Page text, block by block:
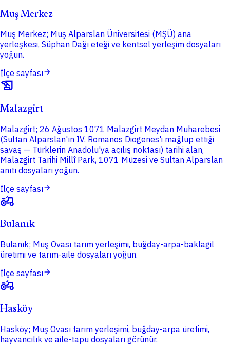
Muş Merkez
Muş Merkez; Muş Alparslan Üniversitesi (MŞÜ) ana
yerleşkesi, Süphan Dağı eteği ve kentsel yerleşim dosyaları
yoğun.
İlçe sayfasıarrow_forward
history_edu
Malazgirt
Malazgirt; 26 Ağustos 1071 Malazgirt Meydan Muharebesi
(Sultan Alparslan'ın IV. Romanos Diogenes'i mağlup ettiği
savaş — Türklerin Anadolu'ya açılış noktası) tarihi alan,
Malazgirt Tarihi Millî Park, 1071 Müzesi ve Sultan Alparslan
anıtı dosyaları yoğun.
İlçe sayfasıarrow_forward
agriculture
Bulanık
Bulanık; Muş Ovası tarım yerleşimi, buğday-arpa-baklagil
üretimi ve tarım-aile dosyaları yoğun.
İlçe sayfasıarrow_forward
agriculture
Hasköy
Hasköy; Muş Ovası tarım yerleşimi, buğday-arpa üretimi,
hayvancılık ve aile-tapu dosyaları görünür.